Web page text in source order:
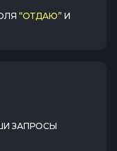
“ОТДАЮ” И
ЗАПРОСЫ